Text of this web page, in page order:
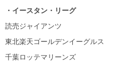
・イースタン・リーグ
読売ジャイアンツ
東北楽天ゴールデンイーグルス
千葉ロッテマリーンズ